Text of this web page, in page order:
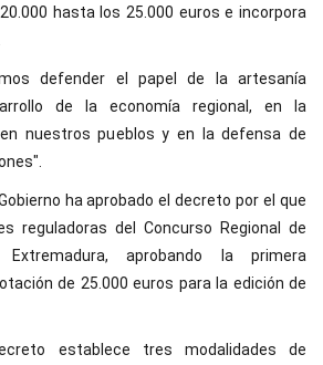
hasta los 25.000 euros e incorpora
defender el papel de la artesanía
de la economía regional, en la
nuestros pueblos y en la defensa de
ha aprobado el decreto por el que
reguladoras del Concurso Regional de
aprobando la primera
de 25.000 euros para la edición de
establece tres modalidades de